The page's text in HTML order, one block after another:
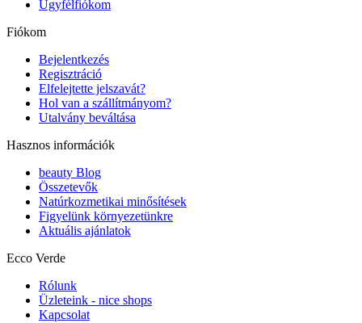
Ügyfélfiókom
Fiókom
Bejelentkezés
Regisztráció
Elfelejtette jelszavát?
Hol van a szállítmányom?
Utalvány beváltása
Hasznos információk
beauty Blog
Összetevők
Natúrkozmetikai minősítések
Figyelünk környezetünkre
Aktuális ajánlatok
Ecco Verde
Rólunk
Üzleteink - nice shops
Kapcsolat